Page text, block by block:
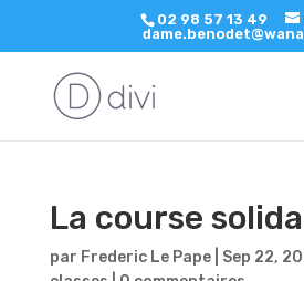
02 98 57 13 49
La course
par Frederic Le Pape| Sep 22,